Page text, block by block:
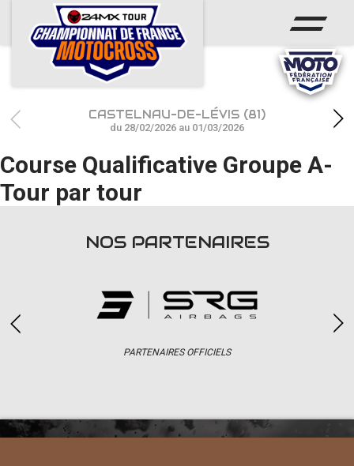
ACCUEIL
ACTUS
CALENDRIER
RÉSULTATS
PHOTOS / WEB TV
CHAMPIONNAT
PARTENAIRES
accéder à la billetterie
CASTELNAU-DE-LÉVIS (81)
du 28/02/2026 au 01/03/2026
Course Qualificative Groupe A-
Tour par tour
NOS PARTENAIRES
PARTENAIRES OFFICIELS